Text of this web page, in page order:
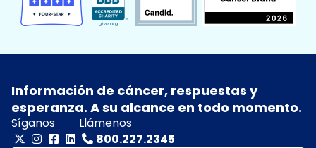
Información de cáncer, respuestas y
esperanza. A su alcance en todo momento.
Síganos
Llámenos
800.227.2345